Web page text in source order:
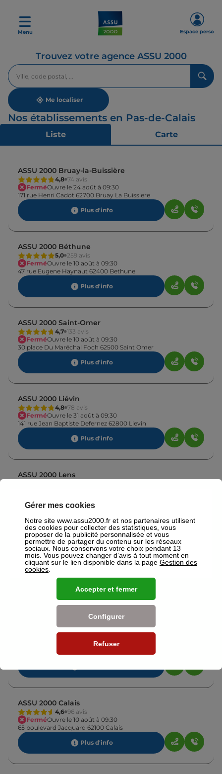
Menu Espace perso
Trouvez votre agence ASSU 2000
Veuillez
renseigner
une
adresse
Me localiser
Nos établissements en Pas-de-Calais
Liste Carte
ASSU 2000 Bruay-la-Buissière
4,8 74 avis
FerméOuvre le 24 août à 09:30
171 rue Henri Cadot 62700 Bruay La Buissiere
Plus d'info
ASSU 2000 Béthune
5,0 259 avis
FerméOuvre le 10 août à 09:30
47 rue Eugene Haynaut 62400 Bethune
Plus d'info
ASSU 2000 Saint-Omer
4,7 133 avis
FerméOuvre le 10 août à 09:30
30 place Du Maréchal Foch 62500 Saint Omer
Plus d'info
ASSU 2000 Liévin
4,8 78 avis
FerméOuvre le 31 août à 09:30
141 rue Jean Baptiste Defernez 62800 Lievin
Plus d'info
ASSU 2000 Lens
ASSU 2000 Carvin
4,8 112 avis
FerméOuvre le 10 août à 09:30
Plus d'info
ASSU 2000 Arras
4,8
Ouvre le 10 août à 09:30
8 rue Saint-Aubert 62000 Arras
ASSU 2000 Calais
4,6 96 avis
FerméOuvre le 10 août à 09:30
65 boulevard Jacquard 62100 Calais
Plus d'info
Gérer mes cookies
Notre site www.assu2000.fr et nos partenaires utilisent
des cookies pour collecter des statistiques, vous
proposer de la publicité personnalisée et vous
permettre de partager du contenu sur les réseaux
sociaux. Nous conservons votre choix pendant 13
mois. Vous pouvez changer d’avis à tout moment en
cliquant sur le lien disponible dans la page Gestion des
cookies
Refuser
Configurer
Accepter et fermer